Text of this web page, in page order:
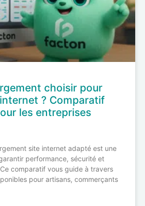
choisir pour
? Comparatif
les entreprises
site internet adapté est une
performance, sécurité et
comparatif vous guide à travers
pour artisans, commerçants